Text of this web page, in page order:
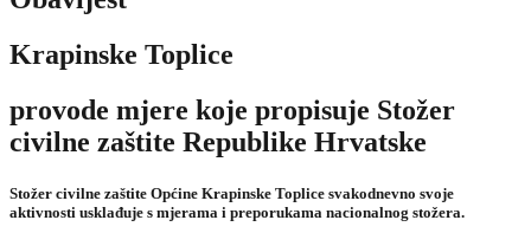
Krapinske Toplice
provode mjere koje propisuje Stožer
civilne zaštite Republike Hrvatske
Stožer civilne zaštite Općine Krapinske Toplice svakodnevno svoje
aktivnosti usklađuje s mjerama i preporukama nacionalnog stožera.